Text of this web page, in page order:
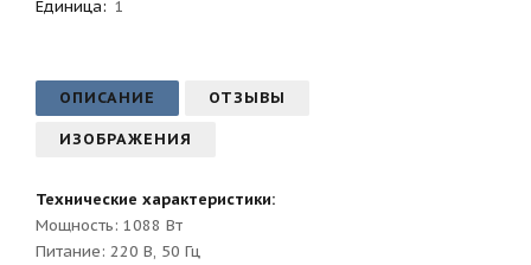
Единица: 1
ОПИСАНИЕ ОТЗЫВЫ
ИЗОБРАЖЕНИЯ
Технические характеристики:
Мощность: 1088 Вт
Питание: 220 В, 50 Гц